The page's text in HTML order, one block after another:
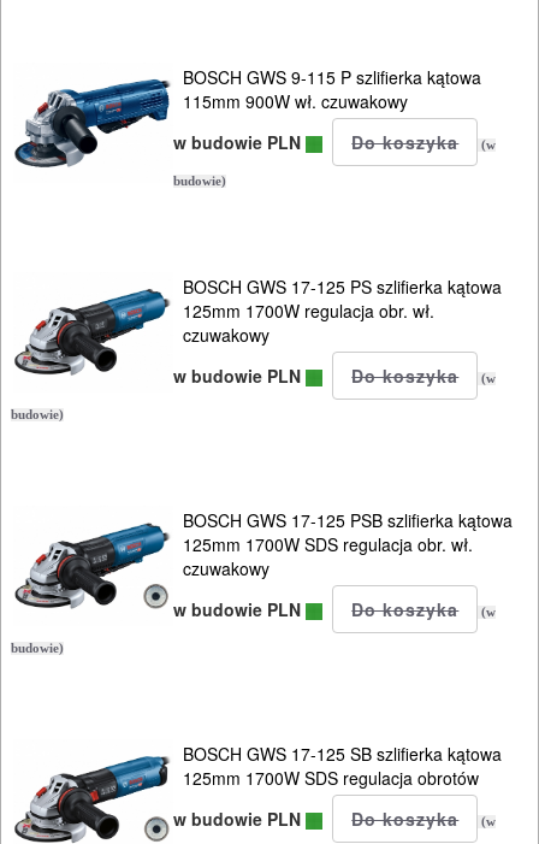
ELEKTRONARZĘDZIA
SIECIOWE
BOSCH GWS 9-115 P szlifierka kątowa
115mm 900W wł. czuwakowy
w budowie PLN
(w
budowie)
BOSCH GWS 17-125 PS szlifierka kątowa
125mm 1700W regulacja obr. wł.
czuwakowy
w budowie PLN
(w
budowie)
BOSCH GWS 17-125 PSB szlifierka kątowa
125mm 1700W SDS regulacja obr. wł.
czuwakowy
w budowie PLN
(w
budowie)
BOSCH GWS 17-125 SB szlifierka kątowa
125mm 1700W SDS regulacja obrotów
w budowie PLN
(w